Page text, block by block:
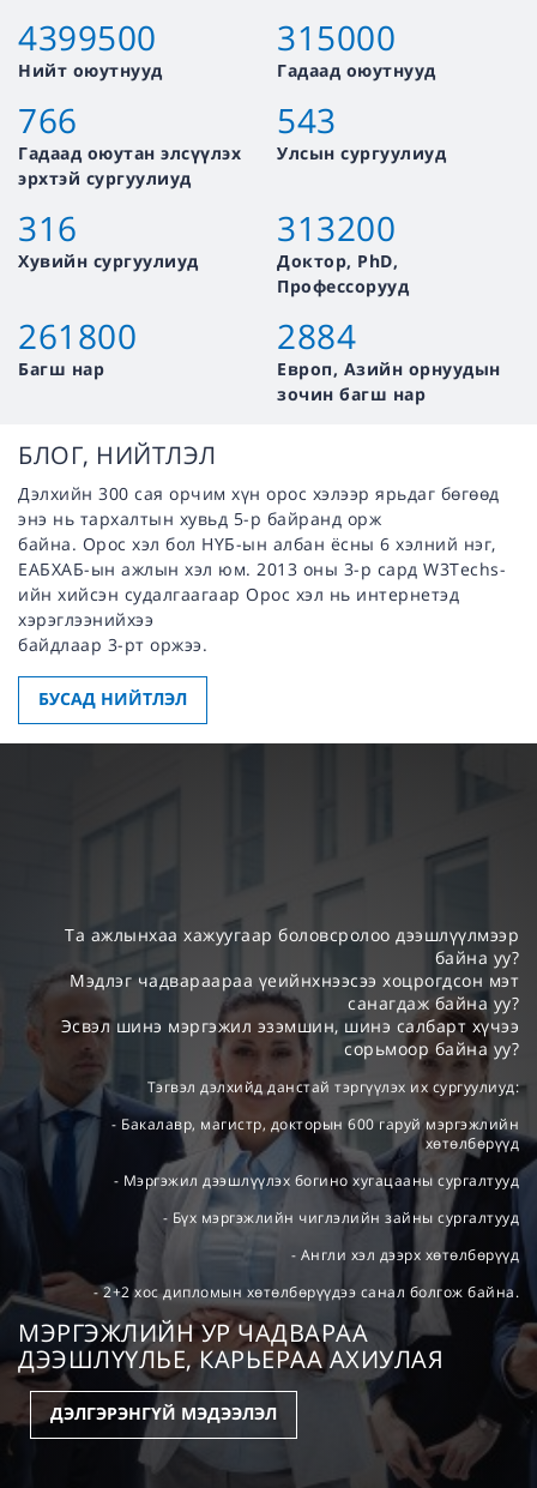
4399500
Нийт оюутнууд
315000
Гадаад оюутнууд
766
Гадаад оюутан элсүүлэх
эрхтэй сургуулиуд
543
Улсын сургуулиуд
316
Хувийн сургуулиуд
313200
Доктор, PhD,
Профессорууд
261800
Багш нар
2884
Европ, Азийн орнуудын
зочин багш нар
БЛОГ, НИЙТЛЭЛ
Дэлхийн 300 сая орчим хүн орос хэлээр ярьдаг бөгөөд
энэ нь тархалтын хувьд 5-р байранд орж
байна. Орос хэл бол НҮБ-ын албан ёсны 6 хэлний нэг,
ЕАБХАБ-ын ажлын хэл юм. 2013 оны 3-р сард W3Techs-
ийн хийсэн судалгаагаар Орос хэл нь интернетэд
хэрэглээнийхээ
байдлаар 3-рт оржээ.
БУСАД НИЙТЛЭЛ
Та ажлынхаа хажуугаар боловсролоо дээшлүүлмээр
байна уу?
Мэдлэг чадвараараа үеийнхнээсээ хоцрогдсон мэт
санагдаж байна уу?
Эсвэл шинэ мэргэжил эзэмшин, шинэ салбарт хүчээ
сорьмоор байна уу?
Тэгвэл дэлхийд данстай тэргүүлэх их сургуулиуд:
- Бакалавр, магистр, докторын 600 гаруй мэргэжлийн
хөтөлбөрүүд
- Мэргэжил дээшлүүлэх богино хугацааны сургалтууд
- Бүх мэргэжлийн чиглэлийн зайны сургалтууд
- Англи хэл дээрх хөтөлбөрүүд
- 2+2 хос дипломын хөтөлбөрүүдээ санал болгож байна.
МЭРГЭЖЛИЙН УР ЧАДВАРАА
ДЭЭШЛҮҮЛЬЕ, КАРЬЕРАА АХИУЛАЯ
ДЭЛГЭРЭНГҮЙ МЭДЭЭЛЭЛ